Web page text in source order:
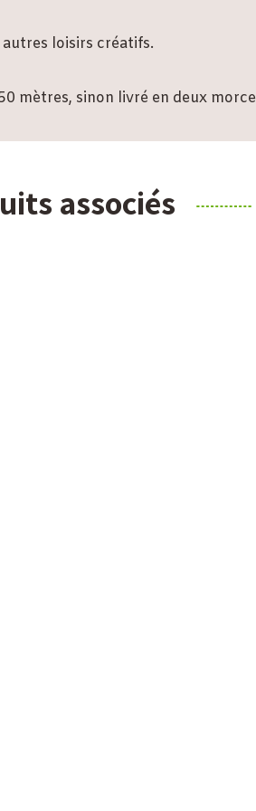
loisirs créatifs.
mètres, sinon livré en deux
associés